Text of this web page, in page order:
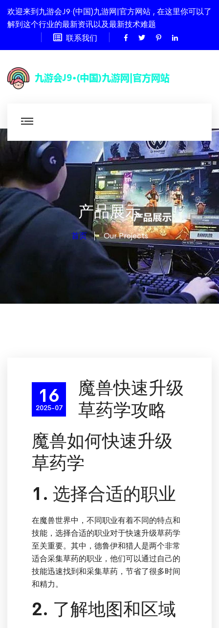
欢迎来到九游会J9·(中国)九游网|官方网站 , 在这里你可以了
解到这个行业的最新资讯以及最新技术难题
联系我们
产品展示
首页 Our Projects
16
2025-07
魔兽快速升级
草药学攻略
魔兽如何快速升级
草药学
1. 选择合适的职业
在魔兽世界中，不同职业有着不同的特点和
技能，选择合适的职业对于快速升级草药学
至关重要。其中，德鲁伊和猎人是两个非常
适合采集草药的职业，他们可以通过自己的
技能迅速找到和采集草药，节省了很多时间
和精力。
2. 了解地图和区域